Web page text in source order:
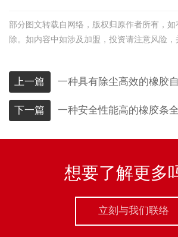
部分图文转载自网络，版权归原作者所有，
除。如内容中如涉及加盟，投资请注意风险，
上一篇
下一篇
想要了解更多
立刻与我们联络